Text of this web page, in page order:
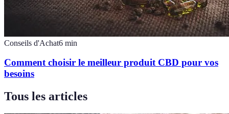
Conseils d'Achat6 min
Comment choisir le meilleur produit CBD pour vos
besoins
Tous les articles